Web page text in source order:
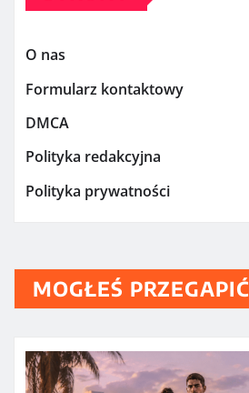
O nas
Formularz kontaktowy
DMCA
Polityka redakcyjna
Polityka prywatności
MOGŁEŚ PRZEGAPIĆ